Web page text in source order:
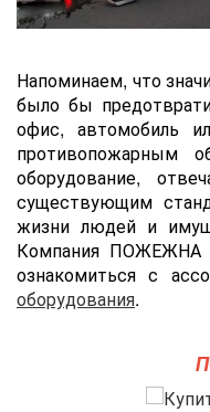
Напоминаем, что
было бы
офис, автомобиль
противопожарным
оборудование,
существующим
жизни людей и
Компания ПОЖЕЖНА
ознакомиться с
оборудования.